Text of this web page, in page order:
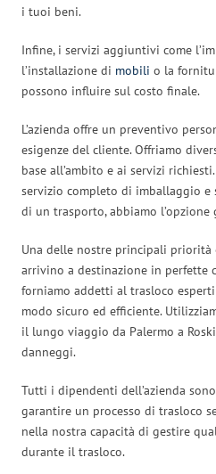
i tuoi beni.
Infine, i servizi aggiuntivi come
l’installazione di mobili o la
possono influire sul costo finale.
L’azienda offre un preventivo
esigenze del cliente. Offriamo
base all’ambito e ai servizi
servizio completo di imballaggio e
di un trasporto, abbiamo l’opzione
Una delle nostre principali
arrivino a destinazione in perfette
forniamo addetti al trasloco
modo sicuro ed efficiente.
il lungo viaggio da Palermo a
danneggi.
Tutti i dipendenti dell’azienda
garantire un processo di trasloco
nella nostra capacità di gestire
durante il trasloco.